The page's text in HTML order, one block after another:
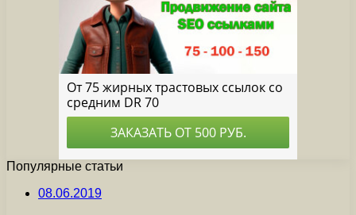
Популярные статьи
08.06.2019